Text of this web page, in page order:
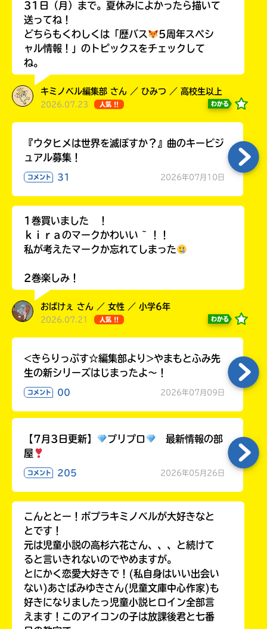
31日（月）まで。夏休みによかったら描いて
送ってね！
どちらもくわしくは「歴バス
5周年スペシ
ャル情報！」のトピックスをチェックして
ね。
キミノベル編集部 さん ／ ひみつ ／ 高校生以上
2026.07.23 人気 !! わかる
『ウタヒメは世界を滅ぼすか？』曲のキービジ
ュアル募集！
コメント 31 2026年07月10日
1巻買いました ！
ｋｉｒａのマークかわいい ~ ！！
私が考えたマークか忘れてしまった
2巻楽しみ！
おばけぇ さん ／ 女性 ／ 小学6年
2026.07.21 人気 !! わかる
<きらりっぷす☆編集部より>やまもとふみ先
生の新シリーズはじまったよ～！
コメント 00 2026年07月09日
【7月3日更新】 プリプロ
最新情報の部
屋
コメント 205 2026年05月26日
こんととー！ポプラキミノベルが大好きなと
とです！
元は児童小説の高杉六花さん、、、と続けて
ると言いきれないのでやめますが。
とにかく恋愛大好きで！(私自身はいい出会い
ない)あさばみゆきさん(児童文庫中心作家)も
好きになりましたっ児童小説ヒロイン全部言
えます！このアイコンの子は放課後君と七番